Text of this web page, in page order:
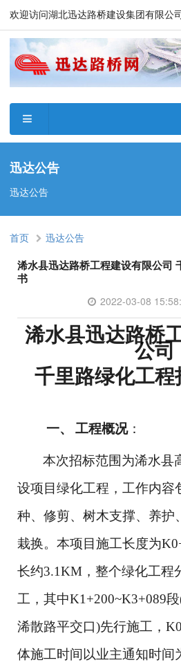
欢迎访问湖北迅达路桥建设集团有限公
迅达公告
迅达公告
首页 迅达公告
浠水县迅达路桥工程建设有限公司
书
2022-03-08
浠水县迅达路桥
公司
千里路绿化工程
一、工程概况：
本次招标范围为浠水县
设项目绿化工程，工作内容
种、修剪、树木支撑、养护
栽换。本项目施工长度为
长约3.1KM，整个绿化工程
工，其中K1+200~K3+089段
浠散路平交口)先行施工，K
体施工时间以业主通知时间